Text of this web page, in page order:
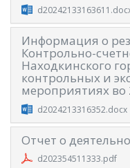
Информация о
Контрольно-
Находкинского
контрольных и
мероприятиях во
d2024213316352.docx
Отчет о
d202354511333.pdf